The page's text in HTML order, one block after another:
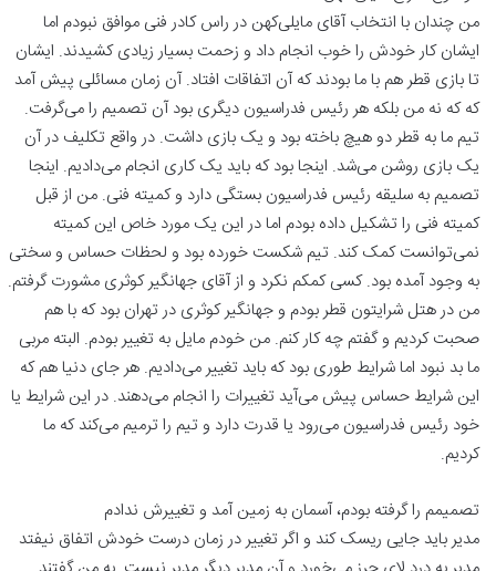
من چندان با انتخاب آقای مایلی‌کهن در راس کادر فنی موافق نبودم اما
ایشان کار خودش را خوب انجام داد و زحمت بسیار زیادی کشیدند. ایشان
تا بازی قطر هم با ما بودند که آن اتفاقات افتاد. آن زمان مسائلی پیش آمد
که که نه من بلکه هر رئیس فدراسیون دیگری بود آن تصمیم را می‌گرفت.
تیم ما به قطر دو هیچ باخته بود و یک بازی داشت. در واقع تکلیف در آن
یک بازی روشن می‌شد. اینجا بود که باید یک کاری انجام می‌دادیم. اینجا
تصمیم به سلیقه رئیس فدراسیون بستگی دارد و کمیته فنی. من از قبل
کمیته فنی را تشکیل داده بودم اما در این یک مورد خاص این کمیته
نمی‌توانست کمک کند. تیم شکست خورده بود و لحظات حساس و سختی
به وجود آمده بود. کسی کمکم نکرد و از آقای جهانگیر کوثری مشورت گرفتم.
من در هتل شرایتون قطر بودم و جهانگیر کوثری در تهران بود که با هم
صحبت کردیم و گفتم چه کار کنم. من خودم مایل به تغییر بودم. البته مربی
ما بد نبود اما شرایط طوری بود که باید تغییر می‌دادیم. هر جای دنیا هم که
این شرایط حساس پیش می‌آید تغییرات را انجام می‌دهند. در این شرایط یا
خود رئیس فدراسیون می‌رود یا قدرت دارد و تیم را ترمیم می‌کند که ما
کردیم.
تصمیمم را گرفته بودم، آسمان به زمین آمد و تغییرش ندادم
مدیر باید جایی ریسک کند و اگر تغییر در زمان درست خودش اتفاق نیفتد